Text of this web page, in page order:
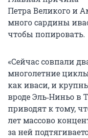
Петра Великого и
много сардины
чтобы попировать.
«Сейчас совпали
многолетние
как иваси, и
вроде Эль‑Ниньо в
приводят к тому,
лет массово
за ней